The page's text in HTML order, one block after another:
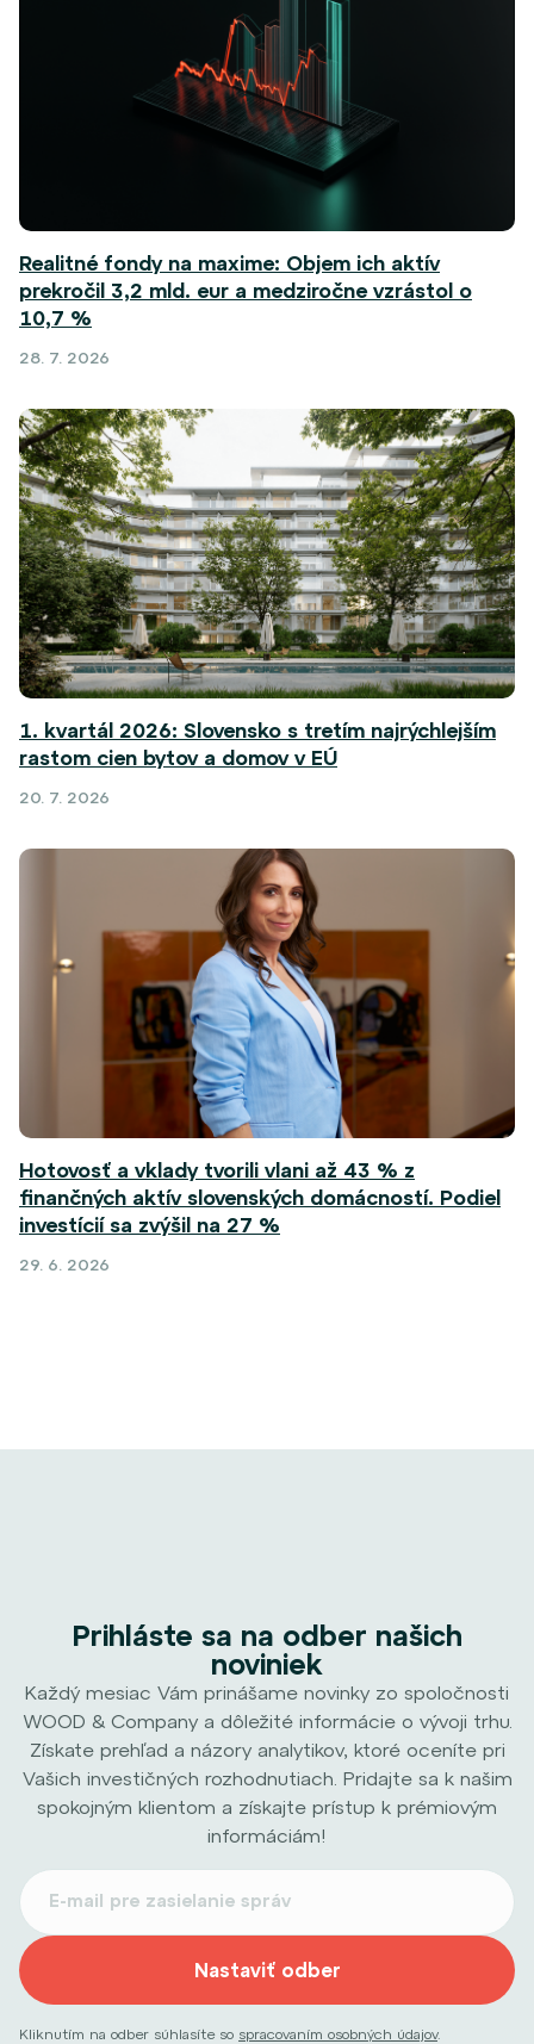
Realitné fondy na maxime: Objem ich aktív
prekročil 3,2 mld. eur a medziročne vzrástol o
10,7 %
28. 7. 2026
1. kvartál 2026: Slovensko s tretím najrýchlejším
rastom cien bytov a domov v EÚ
20. 7. 2026
Hotovosť a vklady tvorili vlani až 43 % z
finančných aktív slovenských domácností. Podiel
investícií sa zvýšil na 27 %
29. 6. 2026
Prihláste sa na odber našich
noviniek
Každý mesiac Vám prinášame novinky zo spoločnosti
WOOD & Company a dôležité informácie o vývoji trhu.
Získate prehľad a názory analytikov, ktoré oceníte pri
Vašich investičných rozhodnutiach. Pridajte sa k našim
spokojným klientom a získajte prístup k prémiovým
informáciám!
Nastaviť odber
Kliknutím na odber súhlasíte so spracovaním osobných údajov.